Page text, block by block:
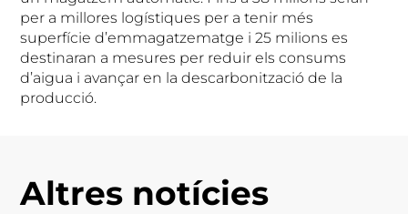
per a millores logístiques per a tenir més
superfície d’emmagatzematge i 25 milions es
destinaran a mesures per reduir els consums
d’aigua i avançar en la descarbonització de la
producció.
Altres notícies